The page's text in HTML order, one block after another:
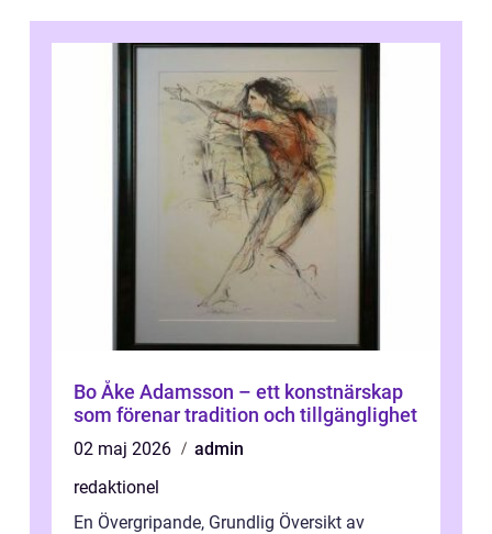
Bo Åke Adamsson – ett konstnärskap
som förenar tradition och tillgänglighet
02 maj 2026
admin
redaktionel
En Övergripande, Grundlig Översikt av